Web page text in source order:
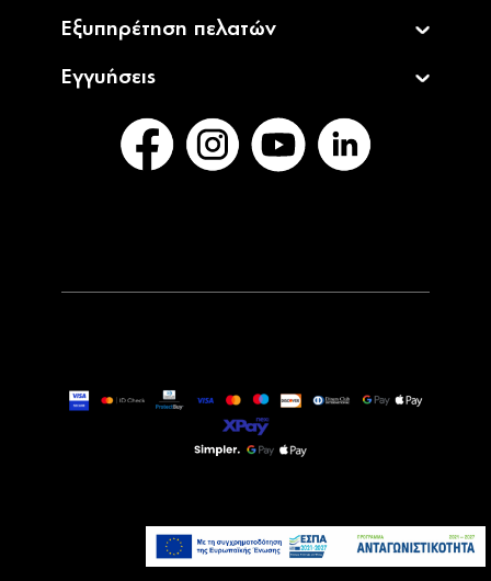
Διαθέσιμο Κατόπιν
32,90€
Εξυπηρέτηση πελατών
Εγγυήσεις